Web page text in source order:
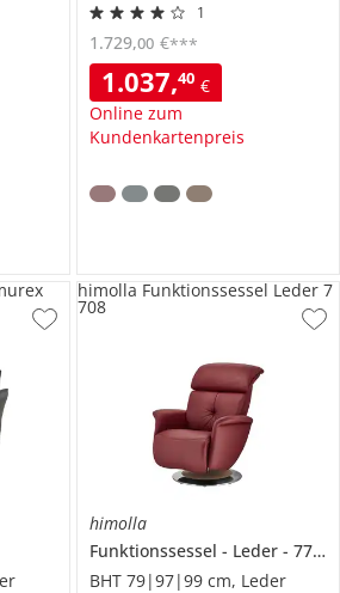
1
1.037,40 €
Online zum
Kundenkartenpreis
1.729,00 €***
himolla
Funktionssessel
Leder
7708
BHT 79|97|99 cm, Leder
himolla Funktionssessel Leder 7
708